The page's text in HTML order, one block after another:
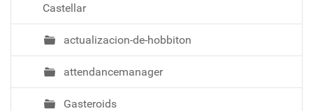
Castellar
actualizacion-de-hobbiton
attendancemanager
Gasteroids